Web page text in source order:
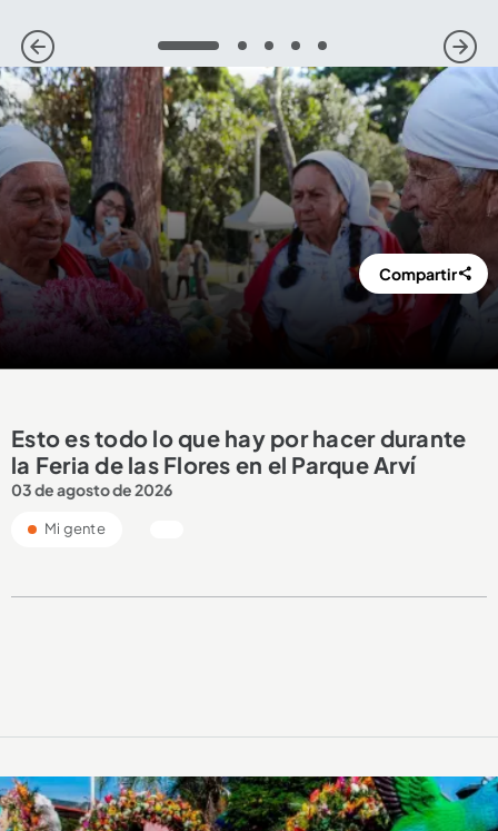
1 2 3 4 5
Compartir
Esto es todo lo que hay por hacer durante
la Feria de las Flores en el Parque Arví
03 de agosto de 2026
Mi gente